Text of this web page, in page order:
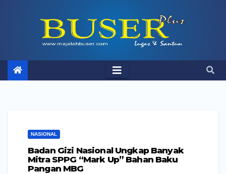
NASIONAL
Badan Gizi Nasional Ungkap Banyak
Mitra SPPG “Mark Up” Bahan Baku
Pangan MBG